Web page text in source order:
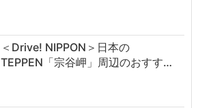
＜Drive! NIPPON＞日本の
TEPPEN「宗谷岬」周辺のおすす…